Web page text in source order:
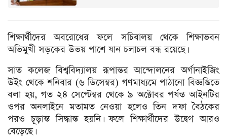
শিক্ষার্থীদের অবরোধের ফলে সচিবালয় থেকে শিক্ষাভবন
অভিমুখী সড়কের উভয় পাশে যান চলাচল বন্ধ রয়েছে।
সাত কলেজ বিশ্ববিদ্যালয় রূপান্তর আন্দোলনের অর্গানাইজিং
উইং থেকে শনিবার (৬ ডিসেম্বর) গণমাধ্যমে পাঠানো বিজ্ঞপ্তিতে
বলা হয়, গত ২৪ সেপ্টেম্বর থেকে ৯ অক্টোবর পর্যন্ত আইনটির
ওপর অনলাইনে মতামত নেওয়া হলেও তিন দফা বৈঠকের
পরও চূড়ান্ত সিদ্ধান্ত হয়নি। ফলে শিক্ষার্থীদের উদ্বেগ আরও
বেড়েছে।